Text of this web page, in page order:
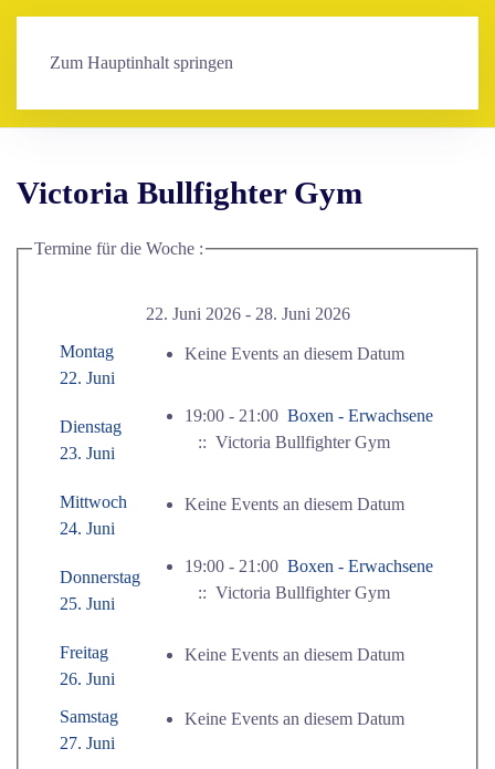
Zum Hauptinhalt springen
Victoria Bullfighter Gym
Termine für die Woche :
22. Juni 2026 - 28. Juni 2026
Montag
22. Juni
Keine Events an diesem Datum
Dienstag
23. Juni
19:00 - 21:00 Boxen - Erwachsene
:: Victoria Bullfighter Gym
Mittwoch
24. Juni
Keine Events an diesem Datum
Donnerstag
25. Juni
19:00 - 21:00 Boxen - Erwachsene
:: Victoria Bullfighter Gym
Freitag
26. Juni
Keine Events an diesem Datum
Samstag
27. Juni
Keine Events an diesem Datum